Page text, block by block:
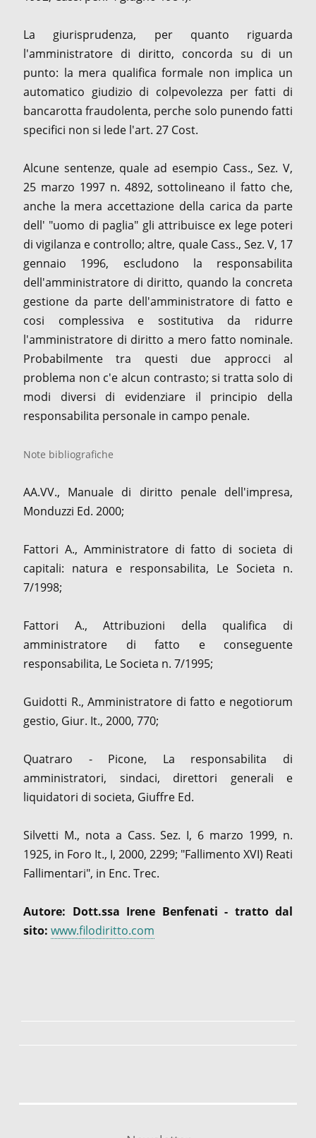
La giurisprudenza, per quanto riguarda
l'amministratore di diritto, concorda su di un
punto: la mera qualifica formale non implica un
automatico giudizio di colpevolezza per fatti di
bancarotta fraudolenta, perche solo punendo fatti
specifici non si lede l'art. 27 Cost.
Alcune sentenze, quale ad esempio Cass., Sez. V,
25 marzo 1997 n. 4892, sottolineano il fatto che,
anche la mera accettazione della carica da parte
dell' "uomo di paglia" gli attribuisce ex lege poteri
di vigilanza e controllo; altre, quale Cass., Sez. V, 17
gennaio 1996, escludono la responsabilita
dell'amministratore di diritto, quando la concreta
gestione da parte dell'amministratore di fatto e
cosi complessiva e sostitutiva da ridurre
l'amministratore di diritto a mero fatto nominale.
Probabilmente tra questi due approcci al
problema non c'e alcun contrasto; si tratta solo di
modi diversi di evidenziare il principio della
responsabilita personale in campo penale.
Note bibliografiche
AA.VV., Manuale di diritto penale dell'impresa,
Monduzzi Ed. 2000;
Fattori A., Amministratore di fatto di societa di
capitali: natura e responsabilita, Le Societa n.
7/1998;
Fattori A., Attribuzioni della qualifica di
amministratore di fatto e conseguente
responsabilita, Le Societa n. 7/1995;
Guidotti R., Amministratore di fatto e negotiorum
gestio, Giur. It., 2000, 770;
Quatraro - Picone, La responsabilita di
amministratori, sindaci, direttori generali e
liquidatori di societa, Giuffre Ed.
Silvetti M., nota a Cass. Sez. I, 6 marzo 1999, n.
1925, in Foro It., I, 2000, 2299; "Fallimento XVI) Reati
Fallimentari", in Enc. Trec.
Autore: Dott.ssa Irene Benfenati - tratto dal
sito: www.filodiritto.com